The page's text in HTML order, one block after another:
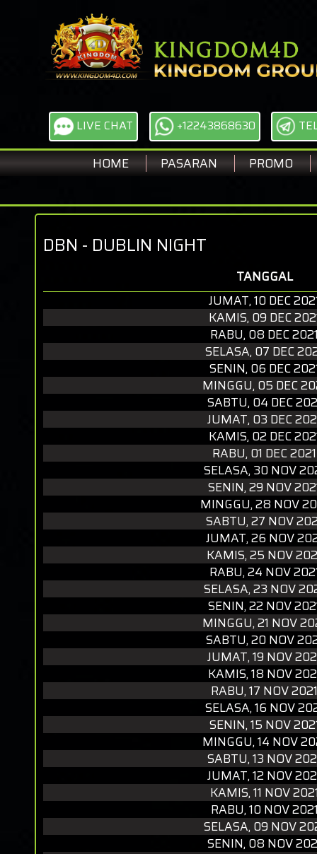
LIVE CHAT +12243868630
HOME PASARAN PROMO
DBN - DUBLIN NIGHT
TANGGAL
JUMAT, 10 DEC
KAMIS, 09 DEC
RABU, 08 DEC
SELASA, 07 DEC
SENIN, 06 DEC
MINGGU, 05 DEC
SABTU, 04 DEC
JUMAT, 03 DEC
KAMIS, 02 DEC
RABU, 01 DEC 2021
SELASA, 30 NOV
SENIN, 29 NOV
MINGGU, 28 NOV
SABTU, 27 NOV
JUMAT, 26 NOV
KAMIS, 25 NOV
RABU, 24 NOV
SELASA, 23 NOV
SENIN, 22 NOV
MINGGU, 21 NOV
SABTU, 20 NOV
JUMAT, 19 NOV
KAMIS, 18 NOV
RABU, 17 NOV 2021
SELASA, 16 NOV
SENIN, 15 NOV
MINGGU, 14 NOV
SABTU, 13 NOV
JUMAT, 12 NOV
KAMIS, 11 NOV
RABU, 10 NOV
SELASA, 09 NOV
SENIN, 08 NOV